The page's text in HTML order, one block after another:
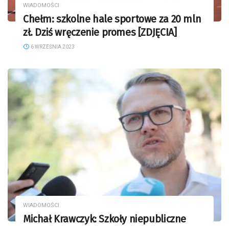
WIADOMOŚCI
Chełm: szkolne hale sportowe za 20 mln
zł. Dziś wręczenie promes [ZDJĘCIA]
6 WRZEŚNIA 2023
WIADOMOŚCI
Michał Krawczyk: Szkoły niepubliczne